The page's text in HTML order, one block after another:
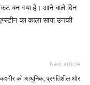
बन गया है। आने वाले दिन
का काला साया उनकी
Next article
को आधुनिक, प्रगतिशील और